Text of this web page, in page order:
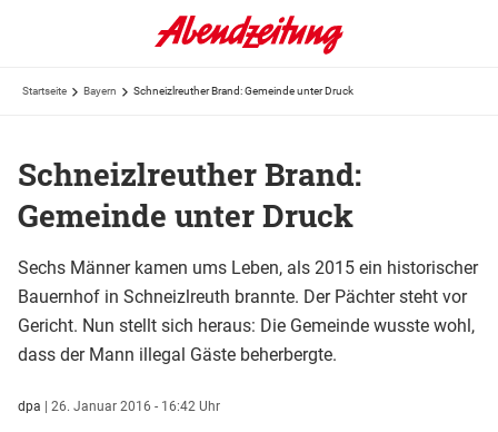
Startseite Bayern Schneizlreuther Brand: Gemeinde unter Druck
Schneizlreuther Brand:
Gemeinde unter Druck
Sechs Männer kamen ums Leben, als 2015 ein historischer
Bauernhof in Schneizlreuth brannte. Der Pächter steht vor
Gericht. Nun stellt sich heraus: Die Gemeinde wusste wohl,
dass der Mann illegal Gäste beherbergte.
dpa | 26. Januar 2016 - 16:42 Uhr